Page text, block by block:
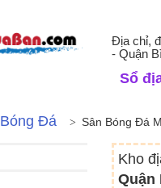
Địa chỉ,
- Quận
Sổ
Đá Sân Bóng Đá
Kho
Quận